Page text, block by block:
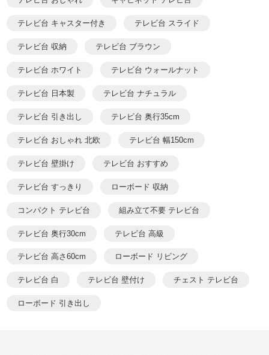
テレビ台 キャスター付き テレビ台 スライド
テレビ台 収納 テレビ台 ブラウン
テレビ台 ホワイト テレビ台 ウォールナット
テレビ台 日本製 テレビ台 ナチュラル
テレビ台 引き出し テレビ台 奥行35cm
テレビ台 おしゃれ 北欧 テレビ台 幅150cm
テレビ台 壁掛け テレビ台 おすすめ
テレビ台 すっきり ローボード 収納
コンパクト テレビ台 組み立て不要 テレビ台
テレビ台 奥行30cm テレビ台 高級
テレビ台 高さ60cm ローボード リビング
テレビ台 白 テレビ台 壁付け チェスト テレビ台
ローボード 引き出し